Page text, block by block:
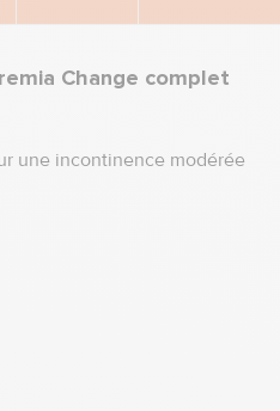
Change complet
une incontinence modérée